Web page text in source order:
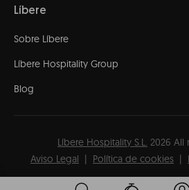
Líbere
Sobre Líbere
Líbere Hospitality Group
Blog
Líbere Hospitality S.L. 2026 All
Aviso Legal
Política de cookies